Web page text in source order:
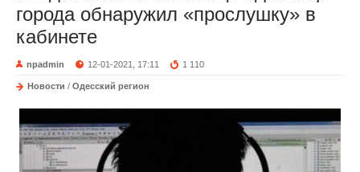
города обнаружил «прослушку» в
кабинете
npadmin 12-01-2021, 17:11 1 110
Новости / Одесский регион